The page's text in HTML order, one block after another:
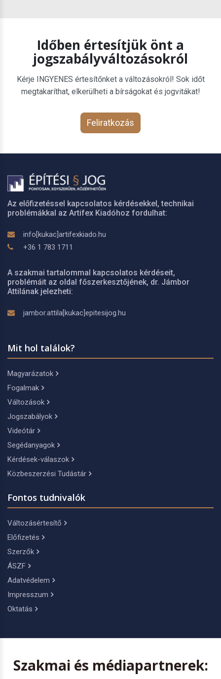
Időben értesítjük önt a
jogszabályváltozásokról
Kérje INGYENES értesítőnket a változásokról! Sok időt
megtakaríthat, elkerülheti a bírságokat és jogvitákat!
Feliratkozás
Az előfizetéssel kapcsolatos kérdésekkel, technikai
problémákkal az Artifex Kiadóhoz fordulhat:
info[kukac]artifexkiado.hu
+36 1 783 1711
A szakmai tartalommal kapcsolatos kérdéseit,
problémáit az oldal főszerkesztőjének, dr. Jámbor
Attilának jelezheti:
jambor.attila[kukac]epitesijog.hu
Mit hol találok?
Magyarázatok
Fogalmak
Változások
Jogszabályok
Videótár
Segédanyagok
Kérdések-válaszok
Közbeszerzési Tudástár
Fontos tudnivalók
Változásértesítő
Előfizetés
Szerzők
ÁSZF
Adatvédelem
Impresszum
Oktatás
Szakmai és médiapartnerek: